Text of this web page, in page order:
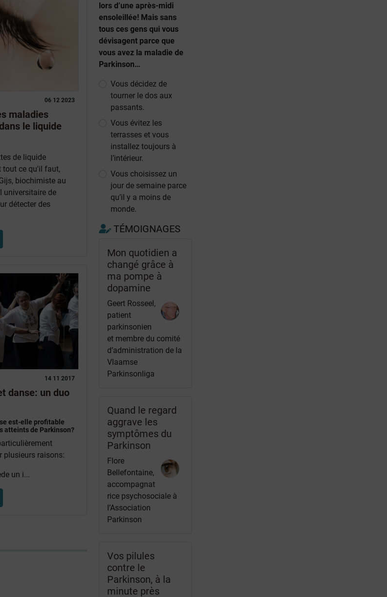
06 12 2023
maladies
le liquide
de liquide
tout ce qu'il faut,
biochimiste au
universitaire de
détecter des
14 11 2017
danse: un duo
est-elle profitable
atteints de Parkinson?
plusieurs raisons:
un i...
lors d’une après-midi
ensoleillée! Mais sans
tous ces gens qui vous
dévisagent parce que
vous avez la maladie de
Parkinson…
Vous décidez de
tourner le dos aux
passants.
Vous évitez les
terrasses et vous
installez toujours à
l’intérieur.
Vous choisissez un
jour de semaine parce
qu’il y a moins de
monde.
TÉMOIGNAGES
Mon quotidien a
changé grâce à
ma pompe à
dopamine
Geert Rosseel,
patient
parkinsonien
et membre du comité
d’administration de la
Vlaamse
Parkinsonliga
Quand le regard
aggrave les
symptômes du
Parkinson
Flore
Bellefontaine,
accompagnat
rice psychosociale à
l’Association
Parkinson
Vos pilules
contre le
Parkinson, à la
minute près